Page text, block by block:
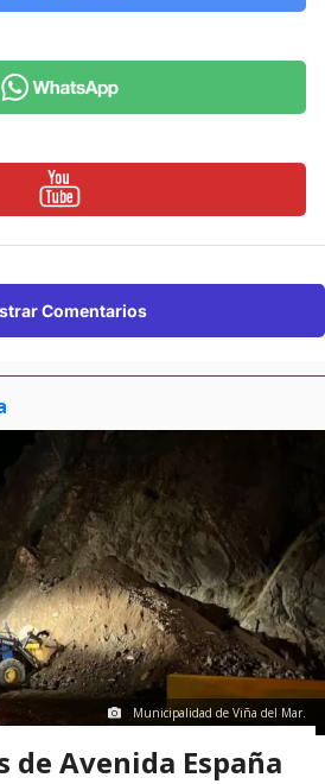
Comentarios
Municipalidad de Viña del Mar.
de Avenida España